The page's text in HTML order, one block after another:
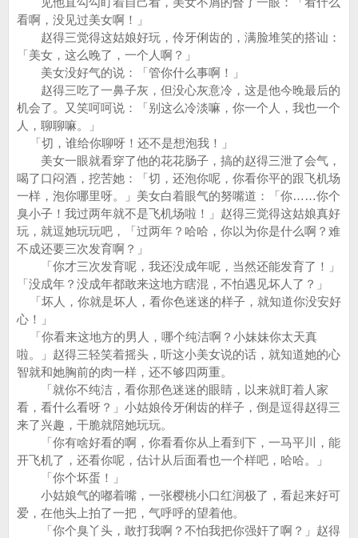
看啊，没见过美女啊！」
赵得三觉得这姑娘好玩，伶牙俐齿的，满脸堆笑的搭讪：
「美女，这么晚了，一个人啊？」
美女没好气的说：「管你什么事啊！」
赵得三吃了一鼻子灰，但没心灰意冷，这是他今晚最后的
机会了。又笑呵呵说：「别这么冷淡嘛，你一个人，我也一个
人，聊聊嘛。」
「切，谁给你聊呀！还不是想泡我！」
美女一眼就看穿了他的花花肠子，搞的赵得三泄了会气，
喝了口闷酒，挖苦她：「切，还泡你呢，你看你平的跟飞机场
一样，泡你哪里呀。」美女白着眼气的努嘴道：「你……你个
臭小子！我过两年就不是飞机场啦！」赵得三觉得这姑娘真好
玩，就逗她玩玩吧，「过两年？哈哈，你以为你是什么啊？难
不成还要三次发育啊？」
「你才三次发育呢，我还没成年呢，当然还能发育了！」
「没成年？没成年都敢来这地方瞎混，不怕遇见坏人了？」
「坏人，你就是坏人，看你色迷迷的样子，就知道你没安好
心！」
「你看来这地方的男人，哪个纯洁啊？小妹妹你太天真
啦。」赵得三轻笑着摇头，听这小美女说的话，就知道她的心
智就和她胸前的肉一样，还不够四两重。
「就你不纯洁，看你那色迷迷的眼睛，以来就盯着人家
看，看什么看呀？」小姑娘伶牙俐齿的样子，倒是逗得赵得三
来了兴趣，干脆就陪她玩玩。
「你有啥好看的啊，你看看你从上看到下，一马平川，能
开飞机了，还看你呢，估计从后面看也一个样吧，哈哈。」
「你个坏蛋！」
小姑娘气的嘟着嘴，一张樱桃小口红润极了，看起来好可
爱，在他头上拍了一把，气呼呼的望着他。
「你个臭丫头，敢打我啊？不怕我把你强奸了啊？」赵得